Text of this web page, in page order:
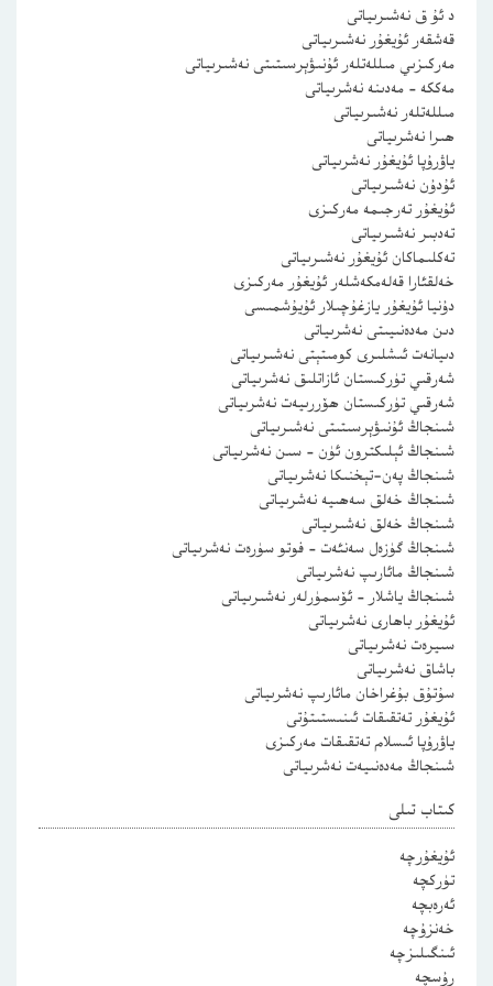
د ئۇ ق نەشىرىياتى
قەشقەر ئۇيغۇر نەشىرىياتى
مەركىزىي مىللەتلەر ئۇنىۋېرسىتىتى نەشىرىياتى
مەككە – مەدىنە نەشرىياتى
مىللەتلەر نەشىرىياتى
ھىرا نەشرىياتى
ياۋرۇپا ئۇيغۇر نەشرىياتى
ئۇدۇن نەشىرىياتى
ئۇيغۇر تەرجىمە مەركىزى
تەدبىر نەشىرىياتى
تەكلىماكان ئۇيغۇر نەشىرىياتى
خەلقئارا قەلەمكەشلەر ئۇيغۇر مەركىزى
دۇنيا ئۇيغۇر يازغۇچىلار ئۇيۇشمىسى
دىن مەدەنىيىتى نەشرىياتى
دىيانەت ئىشلىرى كومىتېتى نەشىرىياتى
شەرقىي تۈركىستان ئازاتلىق نەشرىياتى
شەرقىي تۈركىستان ھۆررىيەت نەشرىياتى
شىنجاڭ ئۇنىۋېرسىتىتى نەشىرىياتى
شىنجاڭ ئېلىكترون ئۈن – سىن نەشرىياتى
شىنجاڭ پەن-تېخنىكا نەشرىياتى
شىنجاڭ خەلق سەھىيە نەشرىياتى
شىنجاڭ خەلق نەشىرىياتى
شىنجاڭ گۈزەل سەنئەت – فوتو سۈرەت نەشرىياتى
شىنجاڭ مائارىپ نەشرىياتى
شىنجاڭ ياشلار – ئۆسمۈرلەر نەشىرىياتى
ئۇيغۇر باھارى نەشرىياتى
سىيرەت نەشرىياتى
باشاق نەشرىياتى
سۇتۇق بۇغراخان مائارىپ نەشرىياتى
ئۇيغۇر تەتقىقات ئىنىستىتۇتى
ياۋرۇپا ئىسلام تەتقىقات مەركىزى
شىنجاڭ مەدەنىيەت نەشرىياتى
كىتاب تىلى
ئۇيغۇرچە
تۈركچە
ئەرەبچە
خەنزۇچە
ئىنگىلىزچە
رۇسچە